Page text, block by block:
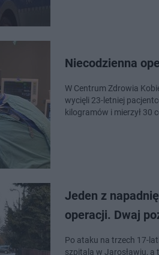
Niecodzienna
W Centrum Zdrowia
wycięli 23-letniej
kilogramów i mierzył 30
Jeden z
operacji. Dwaj
Po ataku na trzech 17-
szpitala w Jarosławiu, a